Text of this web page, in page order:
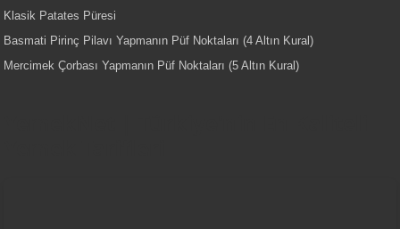
Klasik Patates Püresi
Basmati Pirinç Pilavı Yapmanın Püf Noktaları (4 Altın Kural)
Mercimek Çorbası Yapmanın Püf Noktaları (5 Altın Kural)